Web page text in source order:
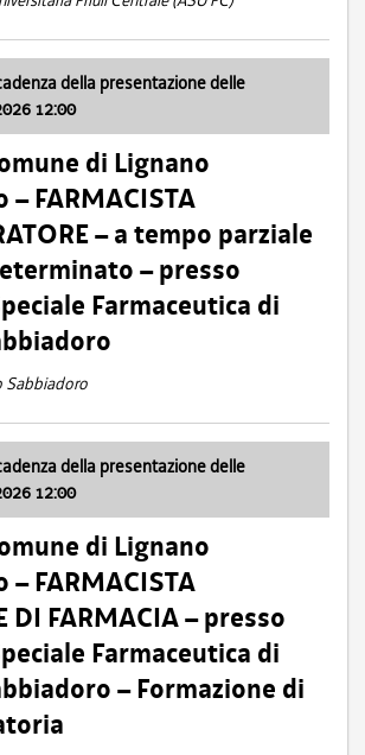
della presentazione delle
12:00
di Lignano
FARMACISTA
– a tempo parziale
– presso
Farmaceutica di
Sabbiadoro
della presentazione delle
12:00
di Lignano
FARMACISTA
DI FARMACIA – presso
Farmaceutica di
– Formazione di